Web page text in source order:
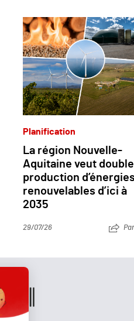
Planification
La région Nouvelle-
Aquitaine veut
production d’énergies
renouvelables d’ici à
2035
29/07/26